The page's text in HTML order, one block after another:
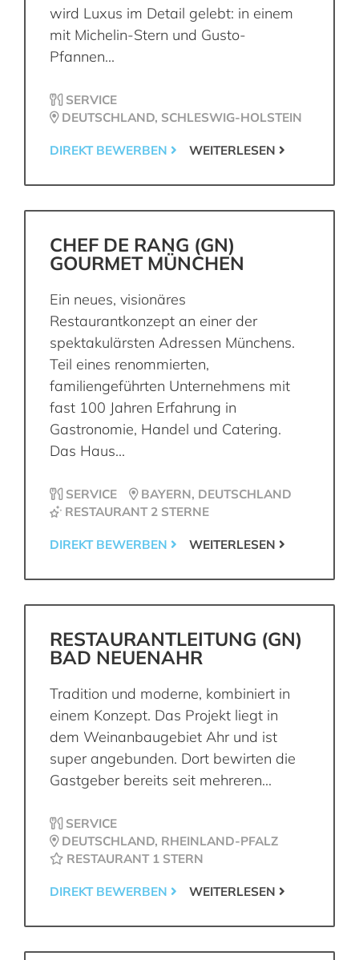
wird Luxus im Detail gelebt: in einem
mit Michelin-Stern und Gusto-
Pfannen...
SERVICE
DEUTSCHLAND, SCHLESWIG-HOLSTEIN
DIREKT BEWERBEN WEITERLESEN
CHEF DE RANG (GN)
GOURMET MÜNCHEN
Ein neues, visionäres
Restaurantkonzept an einer der
spektakulärsten Adressen Münchens.
Teil eines renommierten,
familiengeführten Unternehmens mit
fast 100 Jahren Erfahrung in
Gastronomie, Handel und Catering.
Das Haus...
SERVICE
BAYERN, DEUTSCHLAND
RESTAURANT 2 STERNE
DIREKT BEWERBEN WEITERLESEN
RESTAURANTLEITUNG (GN)
BAD NEUENAHR
Tradition und moderne, kombiniert in
einem Konzept. Das Projekt liegt in
dem Weinanbaugebiet Ahr und ist
super angebunden. Dort bewirten die
Gastgeber bereits seit mehreren...
SERVICE
DEUTSCHLAND, RHEINLAND-PFALZ
RESTAURANT 1 STERN
DIREKT BEWERBEN WEITERLESEN